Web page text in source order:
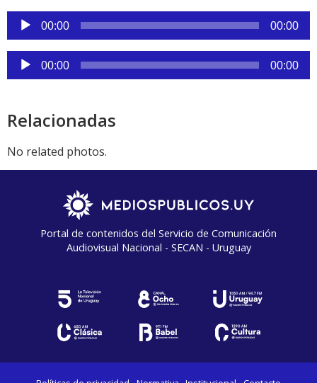
Reproductor
de
audio
00:00 00:00
Reproductor
de
00:00 00:00
Relacionadas
No related photos.
Portal de contenidos del Servicio de Comunicación
Audiovisual Nacional - SECAN - Uruguay